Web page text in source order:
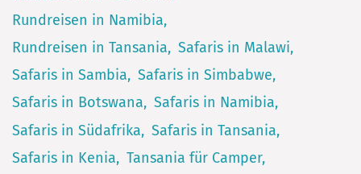
Rundreisen in Namibia
Rundreisen in Tansania
Safaris in Malawi
Safaris in Sambia
Safaris in Simbabwe
Safaris in Botswana
Safaris in Namibia
Safaris in Südafrika
Safaris in Tansania
Safaris in Kenia
Tansania für Camper